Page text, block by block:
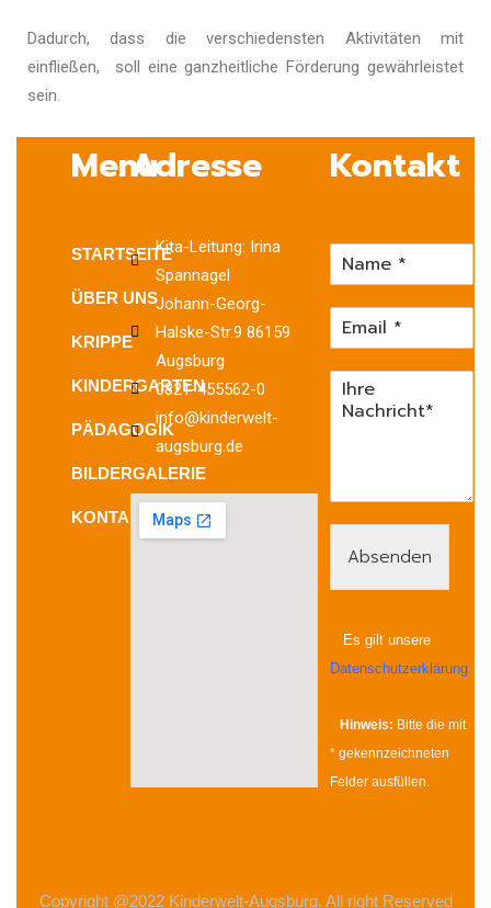
Dadurch, dass die verschiedensten Aktivitäten mit
einfließen, soll eine ganzheitliche Förderung gewährleistet
sein.
Menu
STARTSEITE
ÜBER UNS
KRIPPE
KINDERGARTEN
PÄDAGOGIK
BILDERGALERIE
KONTAKT
Adresse
Kita-Leitung: Irina
Spannagel
Johann-Georg-
Halske-Str.9 86159
Augsburg
0821-455562-0
info@kinderwelt-
augsburg.de
Kontakt
Absenden
Es gilt unsere
Datenschutzerklärung
Hinweis: Bitte die mit
*gekennzeichneten
Felder ausfüllen.
Copyright @2022 Kinderwelt-Augsburg. All right Reserved